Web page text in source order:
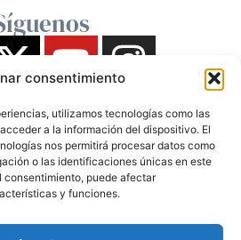
consentimiento
utilizamos tecnologías como las
a la información del dispositivo. El
nos permitirá procesar datos como
o las identificaciones únicas en este
consentimiento, puede afectar
y funciones.